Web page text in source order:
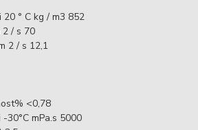
° C kg / m3 852
2 / s 70
2 / s 12,1
<0,78
30°C mPa.s 5000